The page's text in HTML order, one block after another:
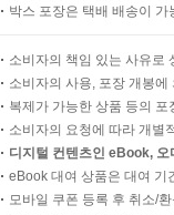
박스 포장은 택배 배송이
소비자의 책임 있는 사유로
소비자의 사용, 포장 개봉
복제가 가능한 상품 등의
소비자의 요청에 따라 개별
디지털 컨텐츠인 eBook,
eBook 대여 상품은 대여 기
모바일 쿠폰 등록 후 취소/